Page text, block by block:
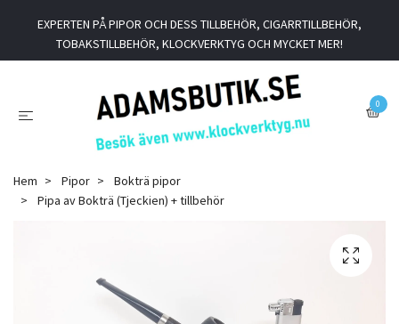
EXPERTEN PÅ PIPOR OCH DESS TILLBEHÖR, CIGARRTILLBEHÖR,
TOBAKSTILLBEHÖR, KLOCKVERKTYG OCH MYCKET MER!
0
Hem Pipor
Bokträ pipor
Pipa av Bokträ (Tjeckien) + tillbehör